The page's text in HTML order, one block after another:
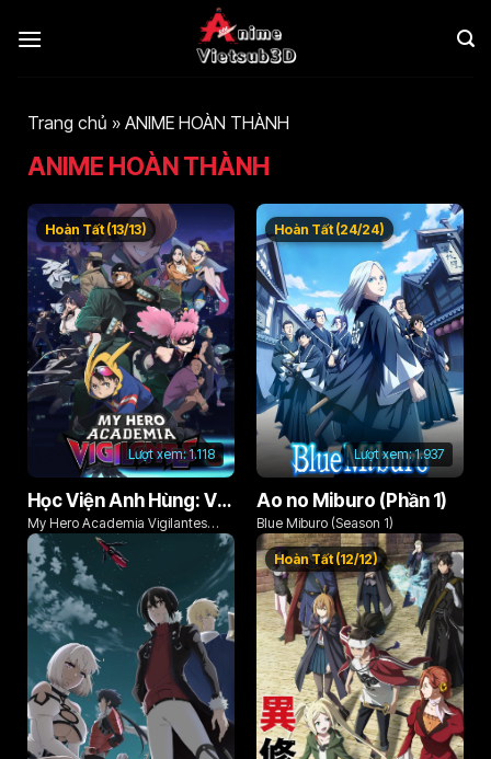
qua
Trang chủ » ANIME HOÀN THÀNH
ANIME HOÀN THÀNH
Lượt xem:1.118
Hoàn Tất (13/13)
Học Viện Anh Hùng: Vigilantes (Phần 1)
My Hero Academia Vigilantes
Season 1
Lượt xem:1.937
Hoàn Tất (24/24)
Ao no Miburo (Phần 1)
Blue Miburo (Season 1)
Hoàn Tất (12/12)